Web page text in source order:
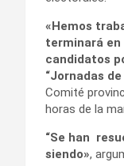
«Hemos
terminará en
candidatos
“Jornadas
Comité
horas de la
“Se han
siendo»,